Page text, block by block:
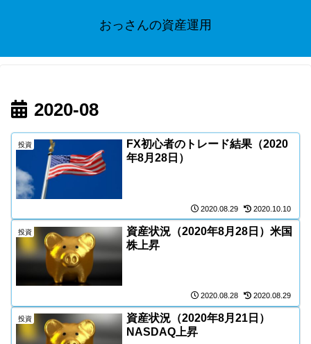
おっさんの資産運用
2020-08
投資
FX初心者のトレード結果（2020
年8月28日）
2020.08.29 2020.10.10
投資
資産状況（2020年8月28日）米国
株上昇
2020.08.28 2020.08.29
投資
資産状況（2020年8月21日）
NASDAQ上昇